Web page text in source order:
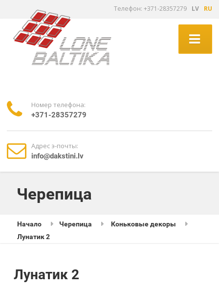
Tелефон: +371-28357279 LV RU
Номер телефона:
+371-28357279
Адрес э-почты:
info@dakstini.lv
Черепица
Начало Черепица
Коньковые декоры
Лунатик 2
Лунатик 2